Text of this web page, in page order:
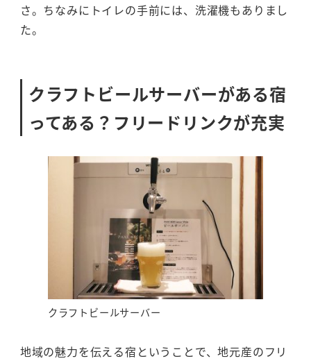
さ。ちなみにトイレの手前には、洗濯機もありまし
た。
クラフトビールサーバーがある宿
ってある？フリードリンクが充実
クラフトビールサーバー
地域の魅力を伝える宿ということで、地元産のフリ